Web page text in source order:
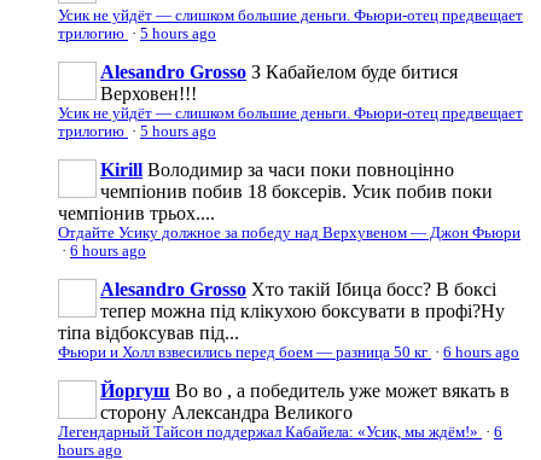
Усик не уйдёт — слишком большие деньги. Фьюри-отец предвещает
трилогию · 5 hours ago
Alesandro Grosso З Кабайелом буде битися
Верховен!!!
Усик не уйдёт — слишком большие деньги. Фьюри-отец предвещает
трилогию · 5 hours ago
Kirill Володимир за часи поки повноцінно
чемпіонив побив 18 боксерів. Усик побив поки
чемпіонив трьох....
Отдайте Усику должное за победу над Верхувеном — Джон Фьюри
· 6 hours ago
Alesandro Grosso Хто такій Ібица босс? В боксі
тепер можна під клікухою боксувати в профі?Ну
тіпа відбоксував під...
Фьюри и Холл взвесились перед боем — разница 50 кг · 6 hours ago
Йоргуш Во во , а победитель уже может вякать в
сторону Александра Великого
Легендарный Тайсон поддержал Кабайела: «Усик, мы ждём!» · 6
hours ago